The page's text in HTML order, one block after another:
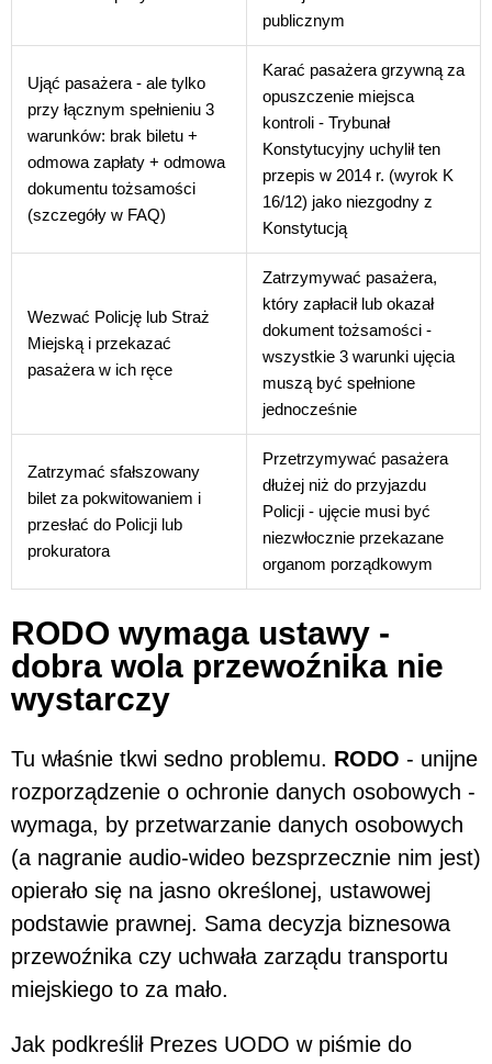
publicznym
Ująć pasażera - ale tylko
przy łącznym spełnieniu 3
warunków: brak biletu +
odmowa zapłaty + odmowa
dokumentu tożsamości
(szczegóły w FAQ)
Karać pasażera grzywną za
opuszczenie miejsca
kontroli - Trybunał
Konstytucyjny uchylił ten
przepis w 2014 r. (wyrok K
16/12) jako niezgodny z
Konstytucją
Wezwać Policję lub Straż
Miejską i przekazać
pasażera w ich ręce
Zatrzymywać pasażera,
który zapłacił lub okazał
dokument tożsamości -
wszystkie 3 warunki ujęcia
muszą być spełnione
jednocześnie
Zatrzymać sfałszowany
bilet za pokwitowaniem i
przesłać do Policji lub
prokuratora
Przetrzymywać pasażera
dłużej niż do przyjazdu
Policji - ujęcie musi być
niezwłocznie przekazane
organom porządkowym
RODO wymaga ustawy -
dobra wola przewoźnika nie
wystarczy
Tu właśnie tkwi sedno problemu. RODO - unijne
rozporządzenie o ochronie danych osobowych -
wymaga, by przetwarzanie danych osobowych
(a nagranie audio-wideo bezsprzecznie nim jest)
opierało się na jasno określonej, ustawowej
podstawie prawnej. Sama decyzja biznesowa
przewoźnika czy uchwała zarządu transportu
miejskiego to za mało.
Jak podkreślił Prezes UODO w piśmie do